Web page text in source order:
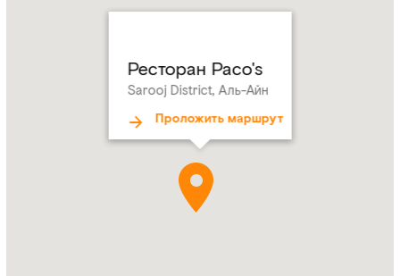
Ресторан Paco's
Sarooj District, Аль-Айн
Проложить маршрут